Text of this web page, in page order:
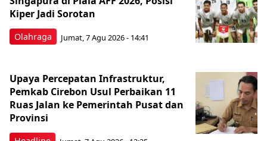
Olahraga
Kiper Jadi Sorotan
Jumat, 7 Agu 2026 - 14:41
Upaya Percepatan Infrastruktur,
Pemkab Cirebon Usul Perbaikan 11
Ruas Jalan ke Pemerintah Pusat dan
Provinsi